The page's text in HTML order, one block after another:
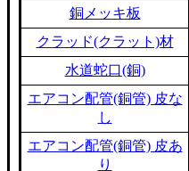
銅メッキ板
クラッド(クラット)材
水道蛇口(銅)
エアコン配管(銅管) 皮な
し
エアコン配管(銅管) 皮あ
り